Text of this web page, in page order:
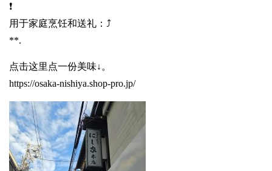
❗️
用于家庭烹饪和送礼：⤴️
**.
点击这里点一份美味↓。
https://osaka-nishiya.shop-pro.jp/